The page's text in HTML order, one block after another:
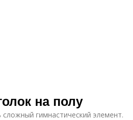
на полу
гимнастический элемент.